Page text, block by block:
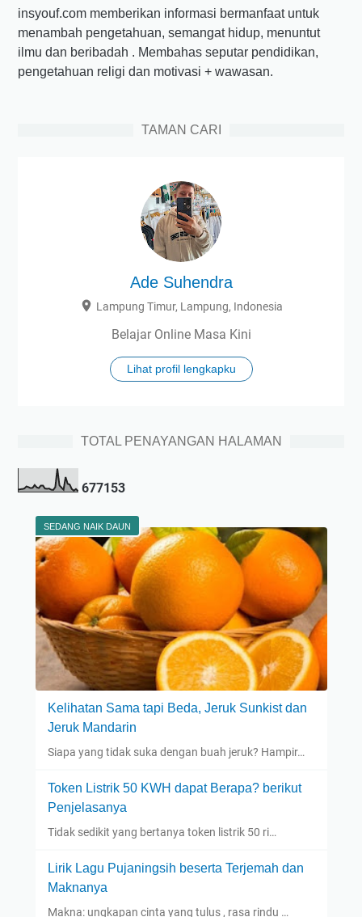
insyouf.com memberikan informasi bermanfaat untuk
menambah pengetahuan, semangat hidup, menuntut
ilmu dan beribadah . Membahas seputar pendidikan,
pengetahuan religi dan motivasi + wawasan.
TAMAN CARI
Ade Suhendra
Lampung Timur, Lampung, Indonesia
Belajar Online Masa Kini
Lihat profil lengkapku
TOTAL PENAYANGAN HALAMAN
677153
SEDANG NAIK DAUN
Kelihatan Sama tapi Beda, Jeruk Sunkist dan
Jeruk Mandarin
Siapa yang tidak suka dengan buah jeruk? Hampir…
Token Listrik 50 KWH dapat Berapa? berikut
Penjelasanya
Tidak sedikit yang bertanya token listrik 50 ri…
Lirik Lagu Pujaningsih beserta Terjemah dan
Maknanya
Makna: ungkapan cinta yang tulus , rasa rindu …